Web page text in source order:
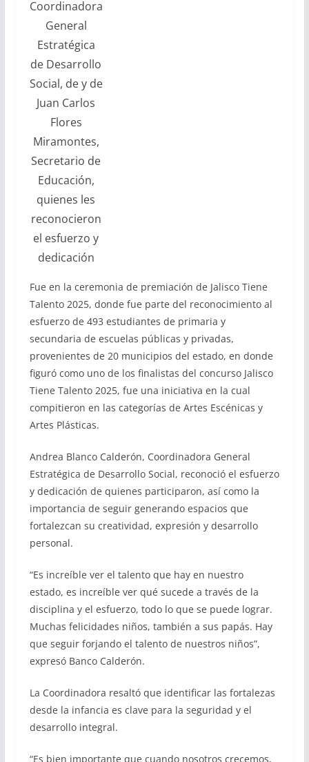
Coordinadora
General
Estratégica
de Desarrollo
Social, de y de
Juan Carlos
Flores
Miramontes,
Secretario de
Educación,
quienes les
reconocieron
el esfuerzo y
dedicación
Fue en la ceremonia de premiación de Jalisco Tiene
Talento 2025, donde fue parte del reconocimiento al
esfuerzo de 493 estudiantes de primaria y
secundaria de escuelas públicas y privadas,
provenientes de 20 municipios del estado, en donde
figuró como uno de los finalistas del concurso Jalisco
Tiene Talento 2025, fue una iniciativa en la cual
compitieron en las categorías de Artes Escénicas y
Artes Plásticas.
Andrea Blanco Calderón, Coordinadora General
Estratégica de Desarrollo Social, reconoció el esfuerzo
y dedicación de quienes participaron, así como la
importancia de seguir generando espacios que
fortalezcan su creatividad, expresión y desarrollo
personal.
“Es increíble ver el talento que hay en nuestro
estado, es increíble ver qué sucede a través de la
disciplina y el esfuerzo, todo lo que se puede lograr.
Muchas felicidades niños, también a sus papás. Hay
que seguir forjando el talento de nuestros niños”,
expresó Banco Calderón.
La Coordinadora resaltó que identificar las fortalezas
desde la infancia es clave para la seguridad y el
desarrollo integral.
“Es bien importante que cuando nosotros crecemos,